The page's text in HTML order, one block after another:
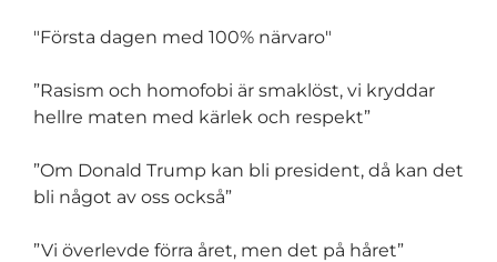
"Första dagen med 100% närvaro"
”Rasism och homofobi är smaklöst, vi kryddar
hellre maten med kärlek och respekt”
”Om Donald Trump kan bli president, då kan det
bli något av oss också”
”Vi överlevde förra året, men det på håret”